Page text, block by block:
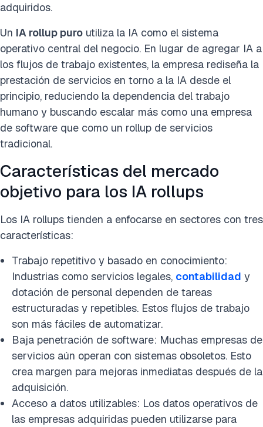
adquiridos.
Un IA rollup puro utiliza la IA como el sistema
operativo central del negocio. En lugar de agregar IA a
los flujos de trabajo existentes, la empresa rediseña la
prestación de servicios en torno a la IA desde el
principio, reduciendo la dependencia del trabajo
humano y buscando escalar más como una empresa
de software que como un rollup de servicios
tradicional.
Características del mercado
objetivo para los IA rollups
Los IA rollups tienden a enfocarse en sectores con tres
características:
Trabajo repetitivo y basado en conocimiento:
Industrias como servicios legales, contabilidad y
dotación de personal dependen de tareas
estructuradas y repetibles. Estos flujos de trabajo
son más fáciles de automatizar.
Baja penetración de software: Muchas empresas de
servicios aún operan con sistemas obsoletos. Esto
crea margen para mejoras inmediatas después de la
adquisición.
Acceso a datos utilizables: Los datos operativos de
las empresas adquiridas pueden utilizarse para